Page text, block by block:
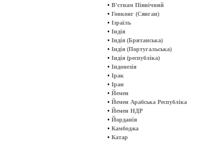
• В'єтнам Північний
• Гонконг (Сянган)
• Ізраїль
• Індія
• Індія (Британська)
• Індія (Португальська)
• Індія (республіка)
• Індонезія
• Ірак
• Іран
• Йемен
• Йемен Арабська Республіка
• Йемен НДР
• Йорданія
• Камбоджа
• Катар